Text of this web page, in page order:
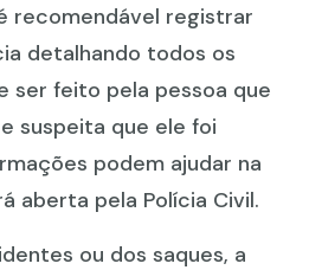
recomendável registrar
detalhando todos os
ser feito pela pessoa que
suspeita que ele foi
podem ajudar na
aberta pela Polícia Civil.
ou dos saques, a